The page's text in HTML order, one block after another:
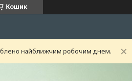
Кошик
найближчим робочим днем.